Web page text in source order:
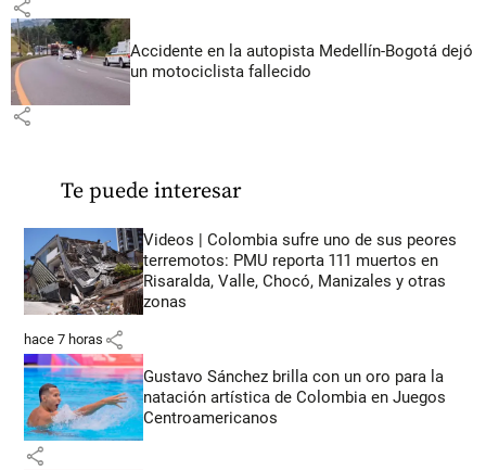
share
Accidente en la autopista Medellín-Bogotá dejó
un motociclista fallecido
share
Te puede interesar
Videos | Colombia sufre uno de sus peores
terremotos: PMU reporta 111 muertos en
Risaralda, Valle, Chocó, Manizales y otras
zonas
hace 7 horas share
Gustavo Sánchez brilla con un oro para la
natación artística de Colombia en Juegos
Centroamericanos
share